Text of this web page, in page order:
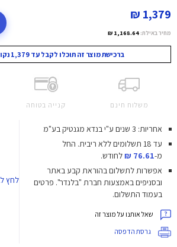
1,379 ₪
מחיר באילת: 1,168.64 ₪
ברכישת מוצר זה תוכלו לקבל עד 1,379 נקודות מועדון!
משלוח חינם קנייה בטוחה
אחריות: 3 שנים ע"י בנדא מגנטיק בע"מ
עד 18 תשלומים ללא ריבית.
החל
מ-76.61 ₪
לחודש.
אפשרות לתשלום בהוראת קבע באתר
ובסניפים באמצעות חברת "בלנדר". פרטים
בעמוד התשלום.
שאל אותנו על מוצר זה
גרסת הדפסה
לחץ